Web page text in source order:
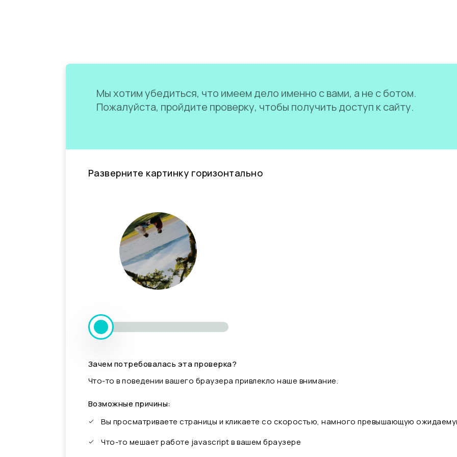
Мы хотим убедиться, что имеем дело именно с вами, а не с ботом.
Пожалуйста, пройдите проверку, чтобы получить доступ к сайту.
Разверните картинку горизонтально
Зачем потребовалась эта проверка?
Что-то в поведении вашего браузера привлекло наше внимание.
Возможные причины:
Вы просматриваете страницы и кликаете со скоростью, намного превышающую
Что-то мешает работе javascript в вашем браузере